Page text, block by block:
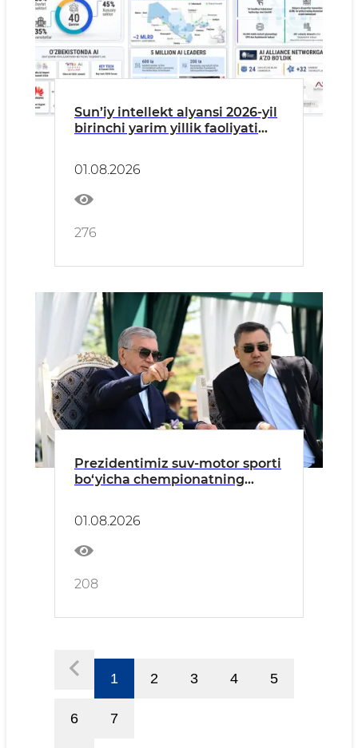
Sun’iy intellekt alyansi 2026-yil
birinchi yarim yillik faoliyati
01.08.2026
276
Prezidentimiz suv-motor sporti
bo‘yicha chempionatning
01.08.2026
208
1 2 3 4 5
6 7